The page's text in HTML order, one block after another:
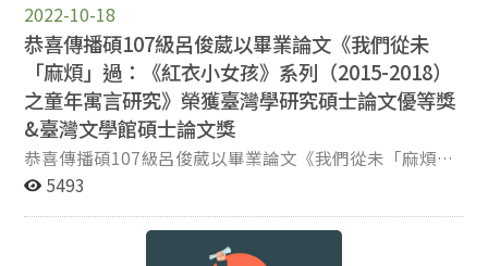
Dcard為例 政治大學傳播碩士學位學程洪玉潔 初探Podcast的
廣告態度—以大學生及研究生為例 政治大學傳播碩士學位學
程陳長弘 論當代網路社會中個體與集體的愛恨交織 政治大學
傳播碩士學位學程畢業生 李雯蒨 Z 世代音樂名人與創作型音
樂人代言廣告之品牌效果初探 政治大學傳院碩士在職專班 柯
博晟 串流時代下的編劇創作方式：問題分析及對策評選方法
設計 為何觀看 Vtuber？從街道芭蕾與複雜系統看虛擬偶像的
魅力 看－機器人的肉身化與女性化的機器人 政治大學傳院碩
士在職專班陳禹函 性別差異的「關係」－以調查局女性據點
Min Lee 教授擔任演講嘉賓，主題為 Human-Centered
Design of Metaverse Experience (元宇宙經驗的人本設
計)。大會議程已公布於學會網站，在此誠摯邀請您報名
參加，並歡迎您當天蒞臨，給予我們鼓勵與指教。 大會議
程：http://www.tais.org.tw/conference/11/process 報名
表單：https://forms.gle/Pm2RQQZBZ5uA4xPt9 報名期
限：即日起至2022年11/1（二）止 2022台灣資訊社會研
究學會暨論文研討會「元宇宙METAVERSE」 [ 指導單位
]：國科會、教育部 [ 主辦單位 ]：台灣資訊社會研究學
會、國立政治大學傳播學院、國立陽明交通大學傳播與科
2022-10-18
恭喜傳播碩107級呂俊葳以畢業論文《我們從未
「麻煩」過：《紅衣小女孩》系列（2015-2018）
之童年寓言研究》榮獲臺灣學研究碩士論文優等獎
&臺灣文學館碩士論文獎
恭喜傳播碩107級呂俊葳以畢業論文《我們從未「麻煩」
過：《紅衣小女孩》系列（2015-2018）之童年寓言研
文學館的碩士論文獎兩項殊榮！ (俊葳同學的指導教授為
廣播電視學系陳儒修老師) 獲獎相關訊息請參考底下網址
5493